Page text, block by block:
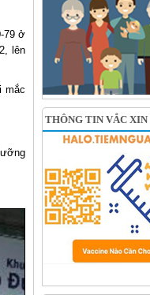
79 ở
lên
mắc
THÔNG TIN VẮC XIN